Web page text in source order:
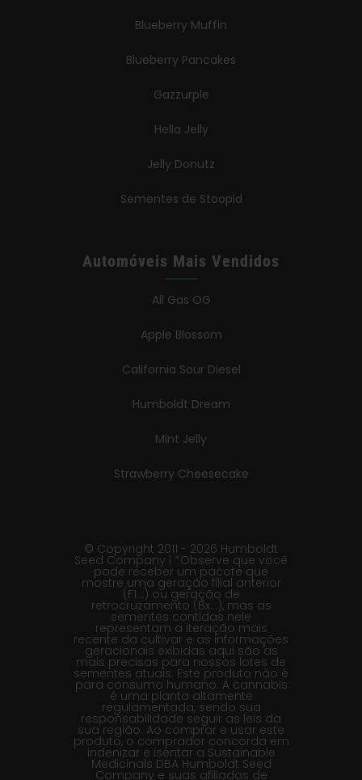
Blueberry Muffin
Blueberry Pancakes
Gazzurple
Hella Jelly
Jelly Donutz
Sementes de Stoopid
Automóveis Mais Vendidos
All Gas OG
Apple Blossom
California Sour Diesel
Humboldt Dream
Mint Jelly
Strawberry Cheesecake
© Copyright 2011 - 2026 Humboldt
Seed Company | *Observe que você
pode receber um pacote que
mostre uma geração filial anterior
(F1…) ou geração de
retrocruzamento (Bx…), mas as
sementes contidas nele
representam a iteração mais
recente da cultivar e as informações
geracionais exibidas aqui são as
mais precisas para nossos lotes de
sementes atuais. Este produto não é
para consumo humano. A cannabis
é uma planta altamente
regulamentada, sendo sua
responsabilidade seguir as leis da
sua região. Ao comprar e usar este
produto, o comprador concorda em
indenizar e isentar a Sustainable
Medicinals DBA Humboldt Seed
Company e suas afiliadas de